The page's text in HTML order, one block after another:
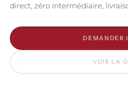
direct, zéro intermédiaire,
DEMANDER
VOIR LA